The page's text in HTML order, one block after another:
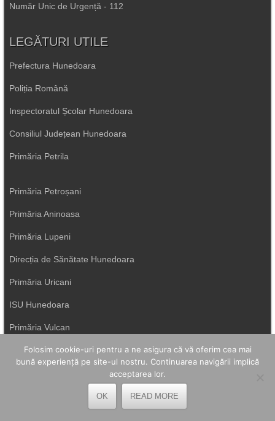
Număr Unic de Urgență - 112
LEGĂTURI UTILE
Prefectura Hunedoara
Poliția Română
Inspectoratul Școlar Hunedoara
Consiliul Județean Hunedoara
Primăria Petrila
Primăria Petroșani
Primăria Aninoasa
Primăria Lupeni
Direcția de Sănătate Hunedoara
Primăria Uricani
ISU Hunedoara
Primăria Vulcan
Folosim cookie-uri pentru a ne asigura că vă oferim cea mai
bună experiență pe site-ul nostru. Continuarea navigării implică
acceptarea lor.
OK READ MORE